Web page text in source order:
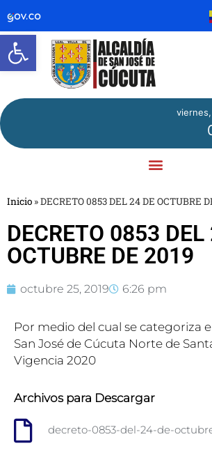
Abrir barra de
Inicio »DECRETO 0853 DEL 24 DE OCTUBRE
DECRETO 0853 DEL
OCTUBRE DE 2019
octubre 25, 2019 6:26 pm
Por medio del cual se categoriza
San José de Cúcuta Norte de
Vigencia 2020
Archivos para Descargar
decreto-0853-del-24-de-